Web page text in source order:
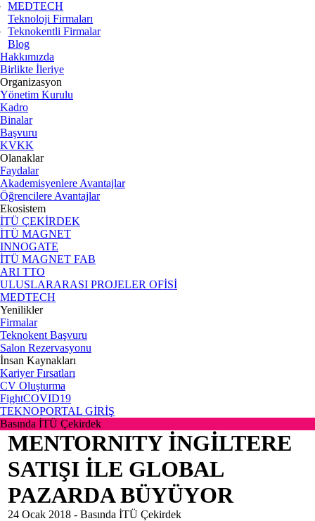
MEDTECH
Teknoloji Firmaları
Teknokentli Firmalar
Blog
Hakkımızda
Birlikte İleriye
Organizasyon
Yönetim Kurulu
Kadro
Binalar
Başvuru
KVKK
Olanaklar
Faydalar
Akademisyenlere Avantajlar
Öğrencilere Avantajlar
Ekosistem
İTÜ ÇEKİRDEK
İTÜ MAGNET
INNOGATE
İTÜ MAGNET FAB
ARI TTO
ULUSLARARASI PROJELER OFİSİ
MEDTECH
Yenilikler
Firmalar
Teknokent Başvuru
Salon Rezervasyonu
İnsan Kaynakları
Kariyer Fırsatları
CV Oluşturma
FightCOVID19
TEKNOPORTAL GİRİŞ
Basında İTÜ Çekirdek
MENTORNITY İNGİLTERE
SATIŞI İLE GLOBAL
PAZARDA BÜYÜYOR
24 Ocak 2018 -Basında İTÜ Çekirdek